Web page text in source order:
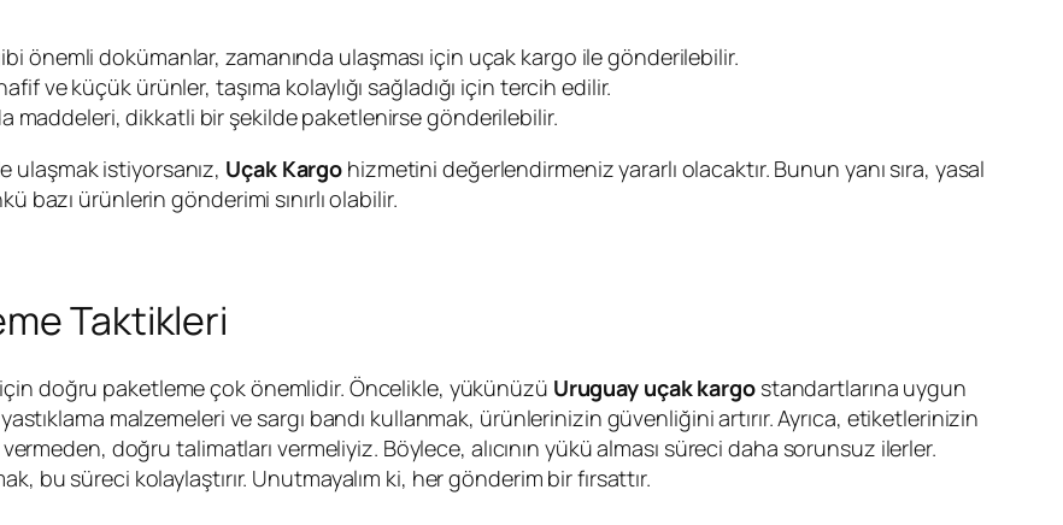
önemli dokümanlar, zamanında ulaşması için uçak kargo ile gönderilebilir.
ve küçük ürünler, taşıma kolaylığı sağladığı için tercih edilir.
maddeleri, dikkatli bir şekilde paketlenirse gönderilebilir.
ulaşmak istiyorsanız, Uçak Kargo hizmetini değerlendirmeniz yararlı olacaktır. Bunun yanı sıra, yasal
bazı ürünlerin gönderimi sınırlı olabilir.
Taktikleri
doğru paketleme çok önemlidir. Öncelikle, yükünüzü Uruguay uçak kargostandartlarına uygun
malzemeleri ve sargı bandı kullanmak, ürünlerinizin güvenliğini artırır. Ayrıca, etiketlerinizin
doğru talimatları vermeliyiz. Böylece, alıcının yükü alması süreci daha sorunsuz ilerler.
bu süreci kolaylaştırır. Unutmayalım ki, her gönderim bir fırsattır.